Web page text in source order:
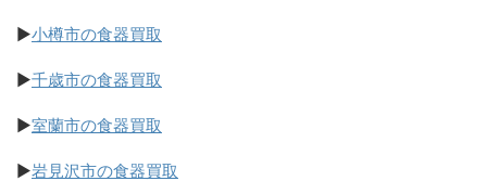
▶小樽市の食器買取
▶千歳市の食器買取
▶室蘭市の食器買取
▶岩見沢市の食器買取